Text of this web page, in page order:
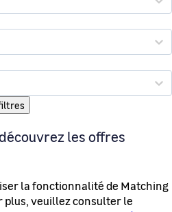
les offres
la fonctionnalité de Matching
plus, veuillez consulter le